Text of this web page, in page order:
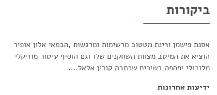
ביקורות
אסנת פישמן ורינת מטטוב מרשימות ומרגשות ,הבמאי אלון אופיר
הוציא את המיטב מצוות השחקנים שלו וגם הוסיף עיטור מוזיקלי
מלנכולי יפהפה בשירים שכתבה קורין אלאל....
ידיעות אחרונות